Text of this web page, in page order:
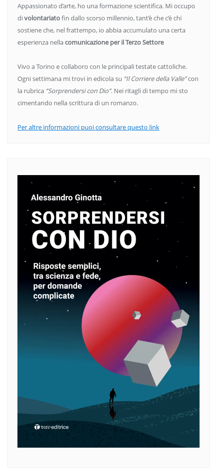
Appassionato d’arte, ho una formazione scientifica. Mi occupo
divolontariatofin dallo scorso millennio, tant’è che c’è chi
sostiene che, nel frattempo, io abbia accumulato una certa
esperienza nellacomunicazione per il Terzo Settore
Vivo a Torino e collaboro con le principali testate cattoliche.
Ogni settimana mi trovi in edicola su “Il Corriere della Valle”con
la rubrica “Sorprendersi con Dio”. Nei ritagli di tempo mi sto
cimentando nella scrittura di un romanzo.
Per altre informazioni puoi consultare questo link